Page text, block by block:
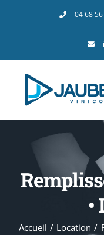
04 68
Accueil Location